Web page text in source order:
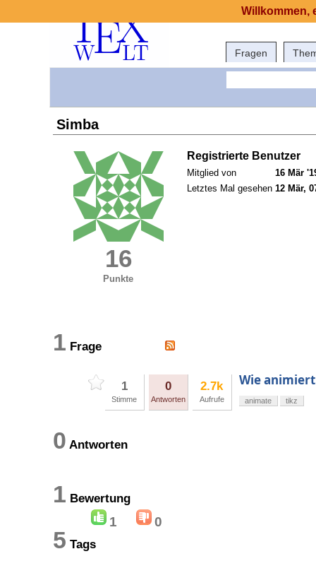
Fragen
Simba
16
Punkte
Registrierte Benutzer
Mitglied von
16 Mär
Letztes Mal gesehen 12 Mär,
1 Frage
1
Stimme
0
Antworten
2.7k
Aufrufe
Wie
animate tikz
0 Antworten
1 Bewertung
1 0
5 Tags
Willkommen,